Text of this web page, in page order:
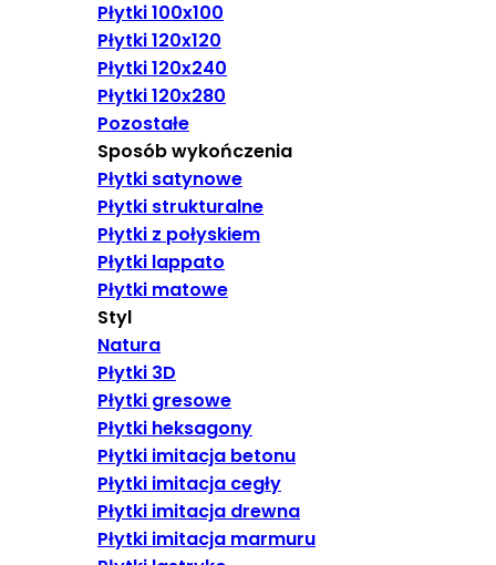
Płytki 100x100
Płytki 120x120
Płytki 120x240
Płytki 120x280
Pozostałe
Sposób wykończenia
Płytki satynowe
Płytki strukturalne
Płytki z połyskiem
Płytki lappato
Płytki matowe
Styl
Natura
Płytki 3D
Płytki gresowe
Płytki heksagony
Płytki imitacja betonu
Płytki imitacja cegły
Płytki imitacja drewna
Płytki imitacja marmuru